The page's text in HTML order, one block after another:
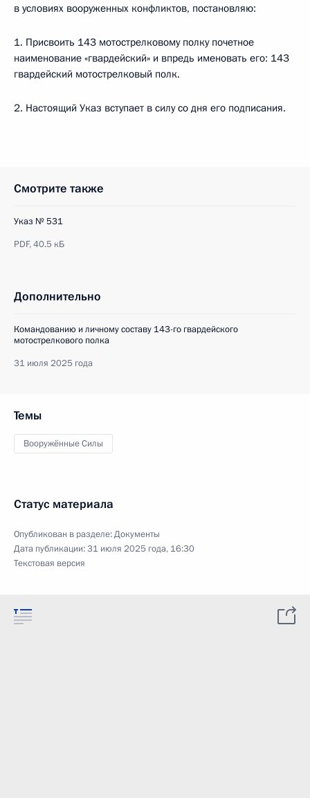
в условиях вооруженных конфликтов, постановляю:
1. Присвоить 143 мотострелковому полку почетное
наименование «гвардейский» и впредь именовать его: 143
гвардейский мотострелковый полк.
2. Настоящий Указ вступает в силу со дня его подписания.
Смотрите также
Указ № 531
PDF,40.5 кБ
Дополнительно
Командованию и личному составу 143-го гвардейского
мотострелкового полка
31 июля 2025 года
Темы
Вооружённые Силы
Статус материала
Опубликован в разделе:Документы
Дата публикации:31 июля 2025 года, 16:30
Текстовая версия